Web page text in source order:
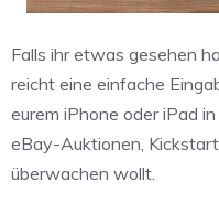
Falls ihr etwas gesehen
reicht eine einfache
eurem iPhone oder iPad
eBay-Auktionen,
überwachen wollt.